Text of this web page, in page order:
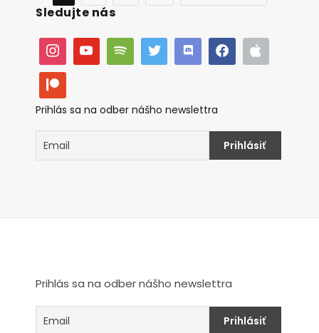
Sledujte nás
Prihlás sa na odber nášho newslettra
Prihlás sa na odber nášho newslettra